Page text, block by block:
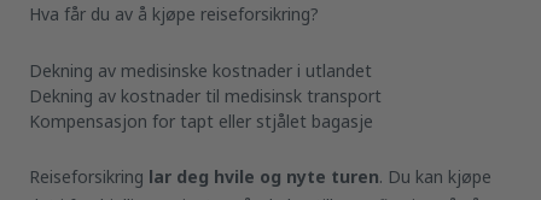
Hva får du av å kjøpe reiseforsikring?
Dekning av medisinske kostnader i utlandet
Dekning av kostnader til medisinsk transport
Kompensasjon for tapt eller stjålet bagasje
Reiseforsikring lar deg hvile og nyte turen. Du kan kjøpe